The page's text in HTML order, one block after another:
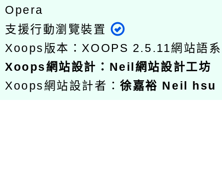
Opera
支援行動瀏覽裝置
Xoops版本： XOOPS 2.5.11網站語
Xoops網站設計 ： Neil網站設計工坊
Xoops網站設計者：徐嘉裕 Neil hsu